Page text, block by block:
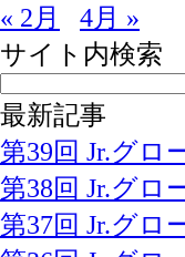
« 2月
4月 »
サイト内検索
最新記事
第39回 Jr.グロ
第38回 Jr.グロ
第37回 Jr.グロ